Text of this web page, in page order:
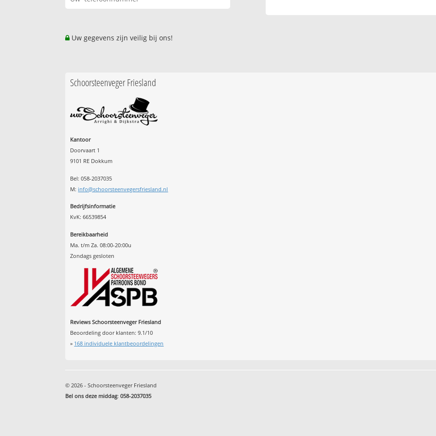
Uw gegevens zijn veilig bij ons!
Schoorsteenveger Friesland
Kantoor
Doorvaart 1
9101 RE Dokkum
Bel: 058-2037035
M: info@schoorsteenvegersfriesland.nl
Bedrijfsinformatie
KvK: 66539854
Bereikbaarheid
Ma. t/m Za. 08:00-20:00u
Zondags gesloten
Reviews Schoorsteenveger Friesland
Beoordeling door klanten:9.1/10
» 168 individuele klantbeoordelingen
© 2026 - Schoorsteenveger Friesland
Bel ons deze middag:058-2037035